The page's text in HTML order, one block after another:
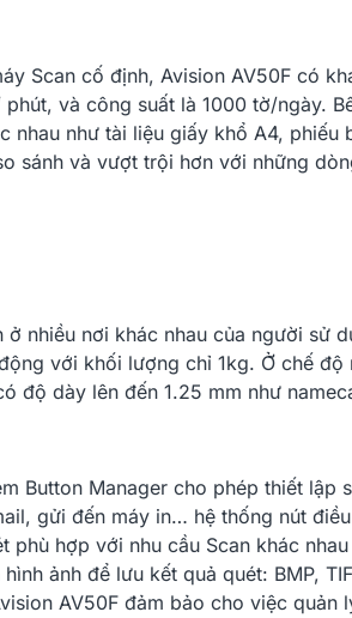
Scan cố định, Avision AV50F có
và công suất là 1000 tờ/ngày.
nhau như tài liệu giấy khổ A4, phiếu
sánh và vượt trội hơn với những
nhiều nơi khác nhau của người sử
với khối lượng chỉ 1kg. Ở chế
độ dày lên đến 1.25 mm như
Button Manager cho phép thiết lập
gửi đến máy in… hệ thống nút
phù hợp với nhu cầu Scan khác
ảnh để lưu kết quả quét: BMP,
AV50F đảm bảo cho việc